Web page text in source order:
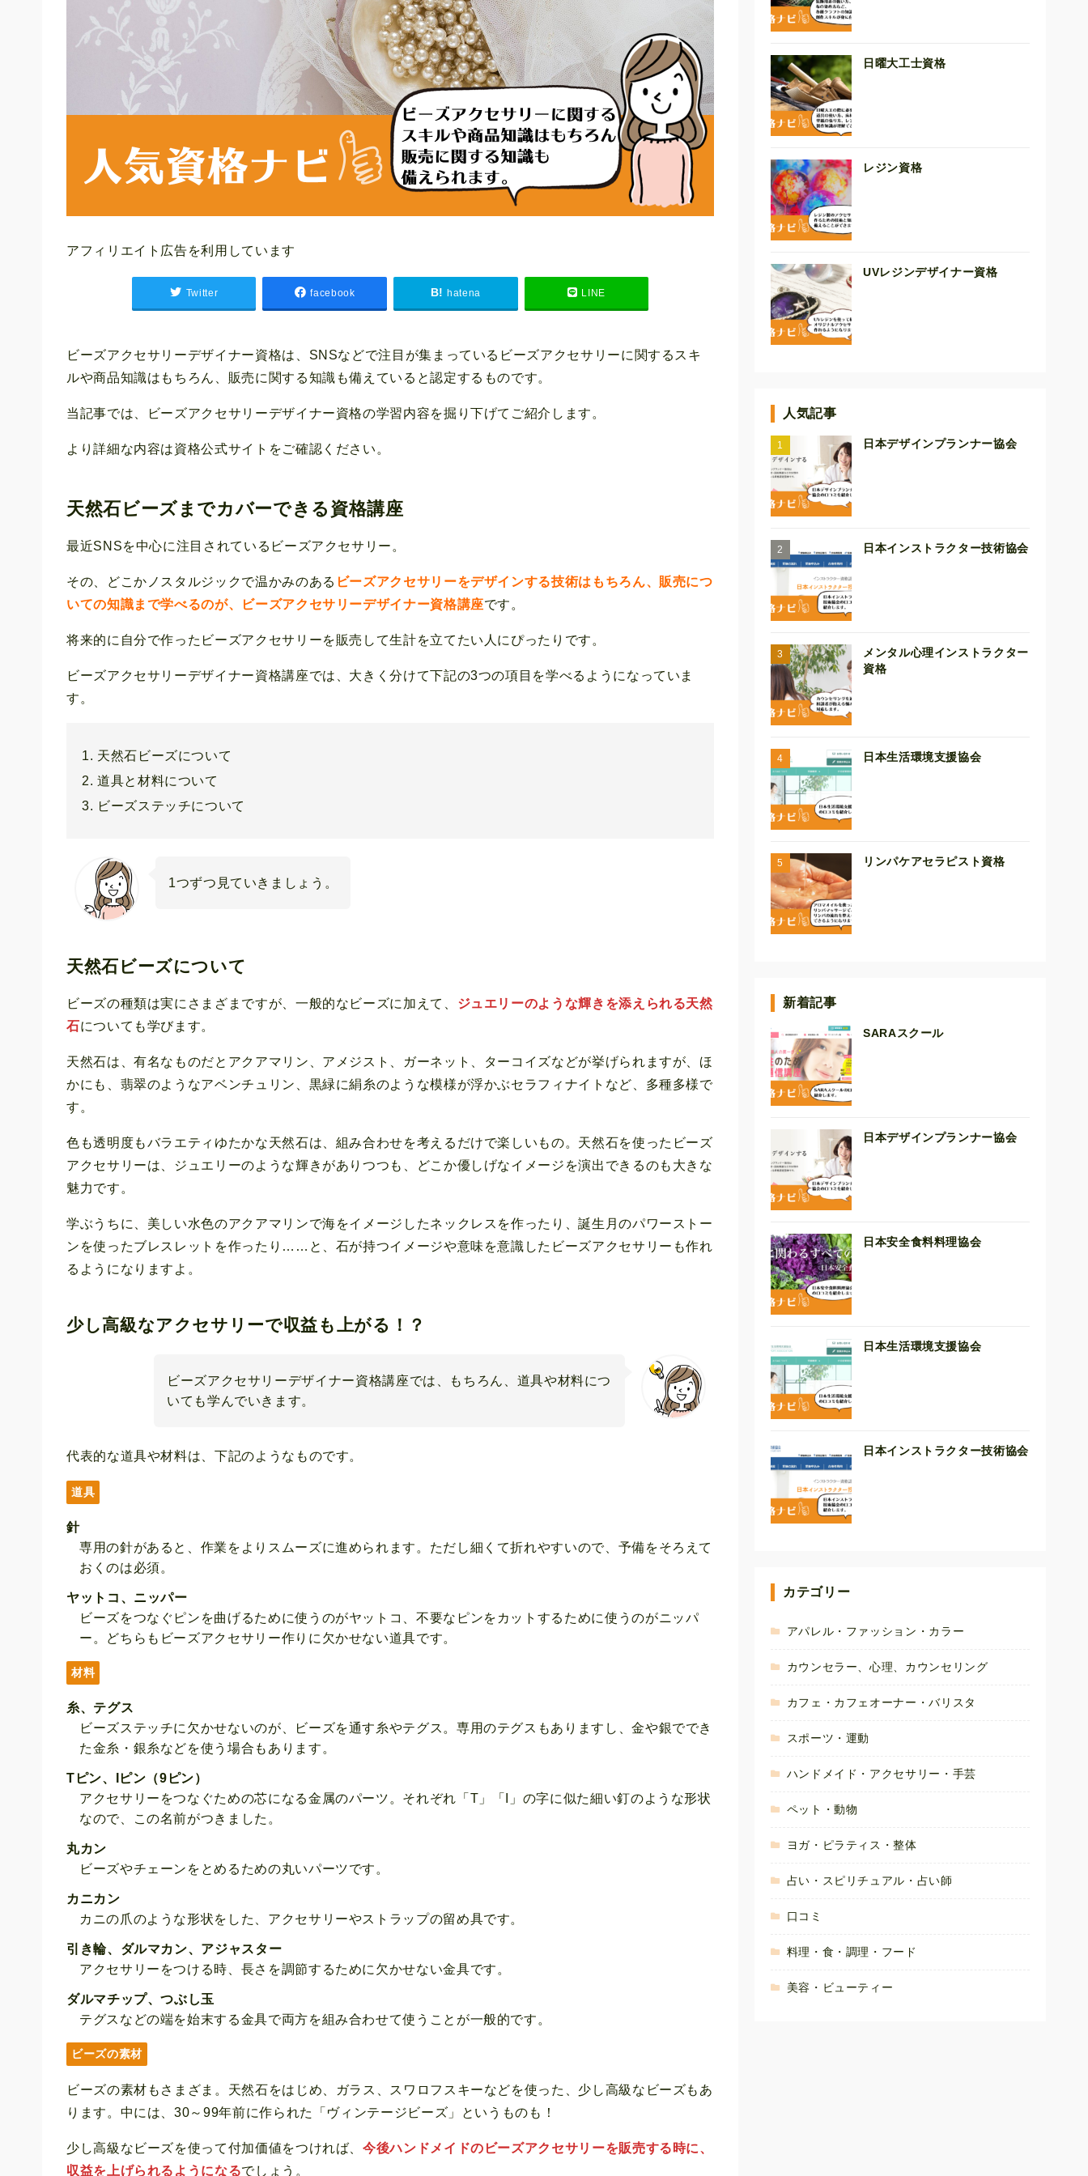
アフィリエイト広告を利用しています
Twitter facebook hatena LINE
ビーズアクセサリーデザイナー資格は、SNSなどで注目が集まっているビーズアクセサリーに関するスキ
ルや商品知識はもちろん、販売に関する知識も備えていると認定するものです。
当記事では、ビーズアクセサリーデザイナー資格の学習内容を掘り下げてご紹介します。
より詳細な内容は資格公式サイトをご確認ください。
天然石ビーズまでカバーできる資格講座
最近SNSを中心に注目されているビーズアクセサリー。
その、どこかノスタルジックで温かみのある ビーズアクセサリーをデザインする技術はもちろん、販売につ
いての知識まで学べるのが、ビーズアクセサリーデザイナー資格講座です。
将来的に自分で作ったビーズアクセサリーを販売して生計を立てたい人にぴったりです。
ビーズアクセサリーデザイナー資格講座では、大きく分けて下記の3つの項目を学べるようになっていま
す。
天然石ビーズについて
道具と材料について
ビーズステッチについて
1つずつ見ていきましょう。
天然石ビーズについて
ビーズの種類は実にさまざまですが、一般的なビーズに加えて、 ジュエリーのような輝きを添えられる天然
石についても学びます。
天然石は、有名なものだとアクアマリン、アメジスト、ガーネット、ターコイズなどが挙げられますが、ほ
かにも、翡翠のようなアベンチュリン、黒緑に絹糸のような模様が浮かぶセラフィナイトなど、多種多様で
す。
色も透明度もバラエティゆたかな天然石は、組み合わせを考えるだけで楽しいもの。天然石を使ったビーズ
アクセサリーは、ジュエリーのような輝きがありつつも、どこか優しげなイメージを演出できるのも大きな
魅力です。
学ぶうちに、美しい水色のアクアマリンで海をイメージしたネックレスを作ったり、誕生月のパワーストー
ンを使ったブレスレットを作ったり……と、石が持つイメージや意味を意識したビーズアクセサリーも作れ
るようになりますよ。
少し高級なアクセサリーで収益も上がる！？
ビーズアクセサリーデザイナー資格講座では、もちろん、道具や材料につ
いても学んでいきます。
代表的な道具や材料は、下記のようなものです。
道具
針
専用の針があると、作業をよりスムーズに進められます。ただし細くて折れやすいので、予備をそろえて
おくのは必須。
ヤットコ、ニッパー
ビーズをつなぐピンを曲げるために使うのがヤットコ、不要なピンをカットするために使うのがニッパ
ー。どちらもビーズアクセサリー作りに欠かせない道具です。
材料
糸、テグス
ビーズステッチに欠かせないのが、ビーズを通す糸やテグス。専用のテグスもありますし、金や銀ででき
た金糸・銀糸などを使う場合もあります。
Tピン、Iピン（9ピン）
アクセサリーをつなぐための芯になる金属のパーツ。それぞれ「T」「I」の字に似た細い釘のような形状
なので、この名前がつきました。
丸カン
ビーズやチェーンをとめるための丸いパーツです。
カニカン
カニの爪のような形状をした、アクセサリーやストラップの留め具です。
引き輪、ダルマカン、アジャスター
アクセサリーをつける時、長さを調節するために欠かせない金具です。
ダルマチップ、つぶし玉
テグスなどの端を始末する金具で両方を組み合わせて使うことが一般的です。
ビーズの素材
ビーズの素材もさまざま。天然石をはじめ、ガラス、スワロフスキーなどを使った、少し高級なビーズもあ
ります。中には、30～99年前に作られた「ヴィンテージビーズ」というものも！
少し高級なビーズを使って付加価値をつければ、今後ハンドメイドのビーズアクセサリーを販売する時に、
収益を上げられるようになるでしょう。
日曜大工士資格
レジン資格
UVレジンデザイナー資格
人気記事
日本デザインプランナー協会
日本インストラクター技術協会
メンタル心理インストラクター
資格
日本生活環境支援協会
リンパケアセラピスト資格
新着記事
SARAスクール
日本デザインプランナー協会
日本安全食料料理協会
日本生活環境支援協会
日本インストラクター技術協会
カテゴリー
アパレル・ファッション・カラー
カウンセラー、心理、カウンセリング
カフェ・カフェオーナー・バリスタ
スポーツ・運動
ハンドメイド・アクセサリー・手芸
ペット・動物
ヨガ・ピラティス・整体
占い・スピリチュアル・占い師
口コミ
料理・食・調理・フード
美容・ビューティー